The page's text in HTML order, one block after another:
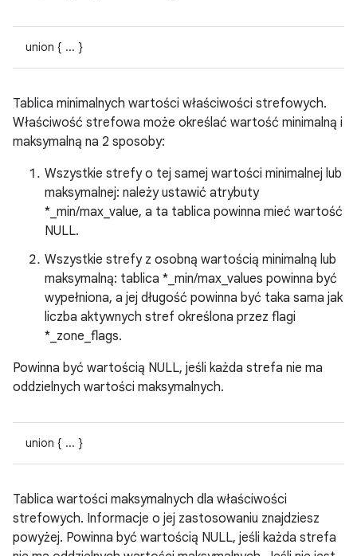
union { ... }
Tablica minimalnych wartości właściwości strefowych.
Właściwość strefowa może określać wartość minimalną i
maksymalną na 2 sposoby:
Wszystkie strefy o tej samej wartości minimalnej lub
maksymalnej: należy ustawić atrybuty
*_min/max_value, a ta tablica powinna mieć wartość
NULL.
Wszystkie strefy z osobną wartością minimalną lub
maksymalną: tablica *_min/max_values powinna być
wypełniona, a jej długość powinna być taka sama jak
liczba aktywnych stref określona przez flagi
*_zone_flags.
Powinna być wartością NULL, jeśli każda strefa nie ma
oddzielnych wartości maksymalnych.
union { ... }
Tablica wartości maksymalnych dla właściwości
strefowych. Informacje o jej zastosowaniu znajdziesz
powyżej. Powinna być wartością NULL, jeśli każda strefa